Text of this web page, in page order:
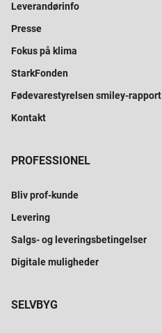
Leverandørinfo
Presse
Fokus på klima
StarkFonden
Fødevarestyrelsen smiley-rapport
Kontakt
PROFESSIONEL
Bliv prof-kunde
Levering
Salgs- og leveringsbetingelser
Digitale muligheder
SELVBYG